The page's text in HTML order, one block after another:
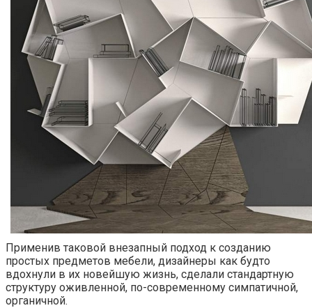
Применив таковой внезапный подход к созданию
простых предметов мебели, дизайнеры как будто
вдохнули в их новейшую жизнь, сделали стандартную
структуру оживленной, по-современному симпатичной,
органичной.